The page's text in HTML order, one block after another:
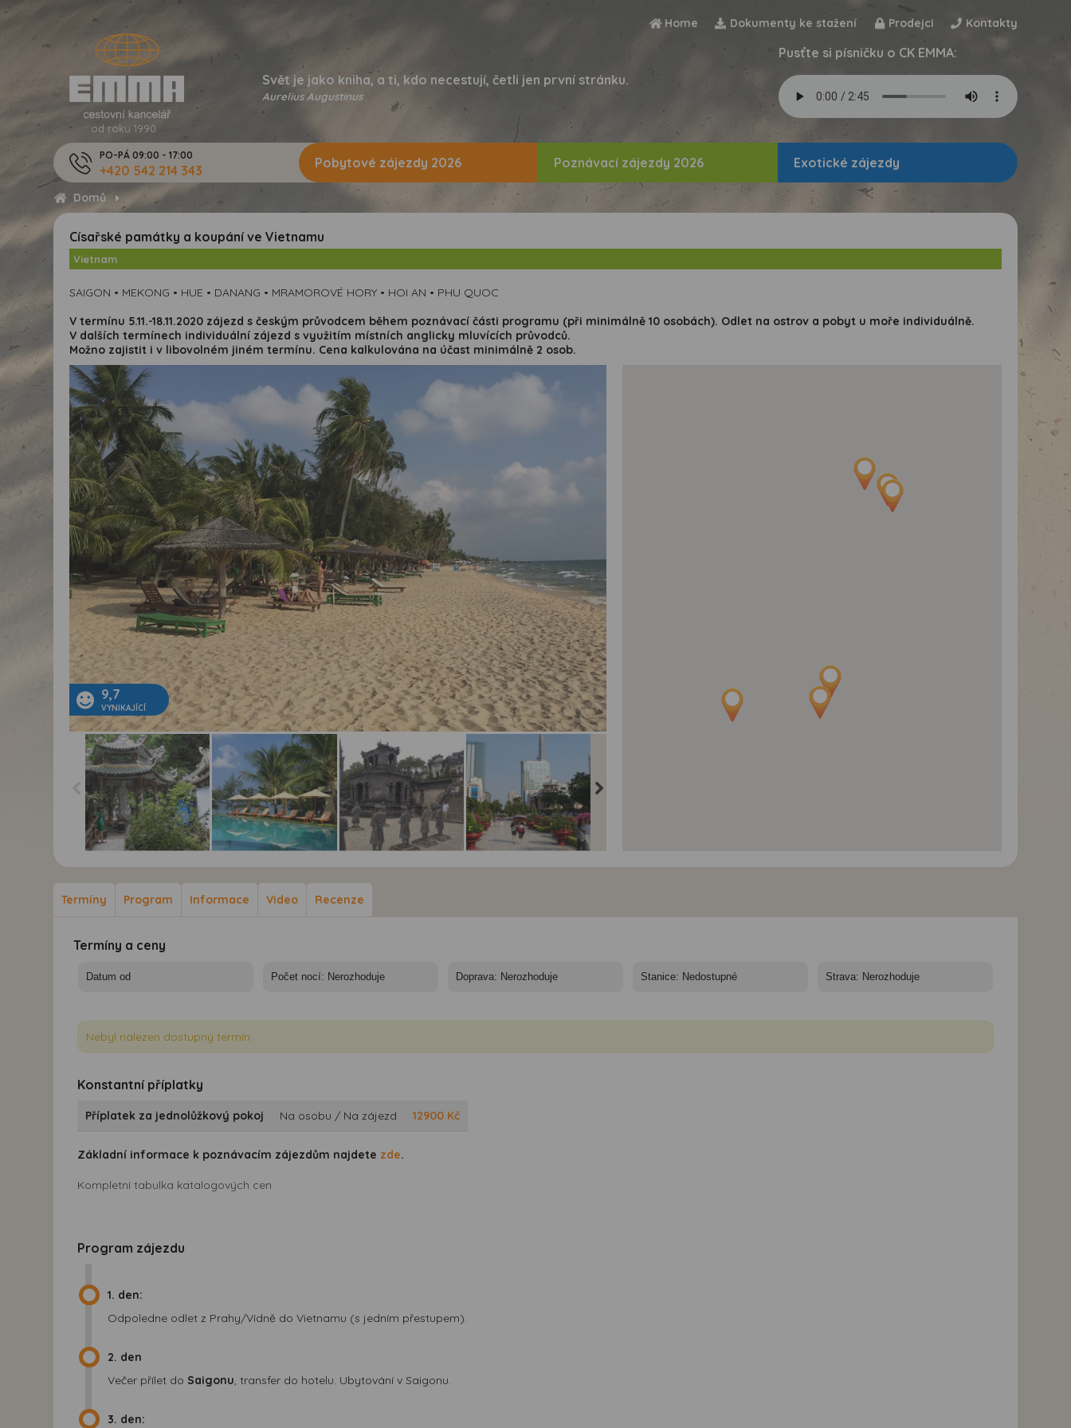
Home Dokumenty ke stažení Prodejci Kontakty
od roku 1990
Svět je jako kniha, a ti, kdo necestují, četli jen první stránku.
Aurelius Augustinus
Pusťte si písničku o CK EMMA:
PO-PÁ 09:00 - 17:00
+420 542 214 343
Domů
Pobytové zájezdy 2026 Poznávací zájezdy 2026 Exotické zájezdy
Císařské památky a koupání ve Vietnamu
Vietnam
SAIGON • MEKONG • HUE • DANANG • MRAMOROVÉ HORY • HOI AN • PHU QUOC
V termínu 5.11.-18.11.2020 zájezd s českým průvodcem během poznávací části programu (při minimálně 10 osobách). Odlet na ostrov a pobyt u moře individuálně.
V dalších termínech individuální zájezd s využitím místních anglicky mluvících průvodců.
Možno zajistit i v libovolném jiném termínu. Cena kalkulována na účast minimálně 2 osob.
9,7
VYNIKAJÍCÍ
Ancarine Beach
Termíny
Program Informace Video Recenze
Termíny a ceny
Nebyl nalezen dostupný termín.
Konstantní příplatky
Příplatek za jednolůžkový pokoj Na osobu / Na zájezd 12900 Kč
Základní informace k poznávacím zájezdům najdete zde.
Kompletní tabulka katalogových cen
Program zájezdu
1. den:
Odpoledne odlet z Prahy/Vídně do Vietnamu (s jedním přestupem).
2. den
Večer přílet do Saigonu, transfer do hotelu. Ubytování v Saigonu.
3. den: